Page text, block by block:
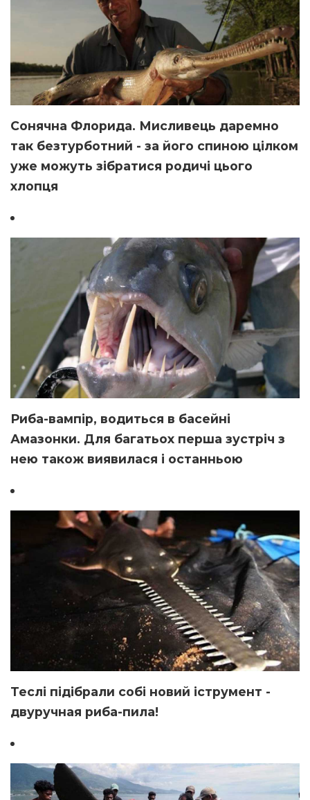
Сонячна Флорида. Мисливець даремно
так безтурботний - за його спиною цілком
уже можуть зібратися родичі цього
хлопця
Риба-вампір, водиться в басейні
Амазонки. Для багатьох перша зустріч з
нею також виявилася і останньою
Теслі підібрали собі новий іструмент -
двуручная риба-пила!